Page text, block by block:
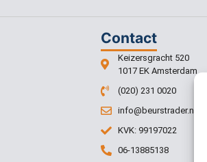
Contact
Keizersgracht 520
1017 EK Amsterdam
(020) 231 0020
info@beurstrader.nl
KVK: 99197022
06-13885138